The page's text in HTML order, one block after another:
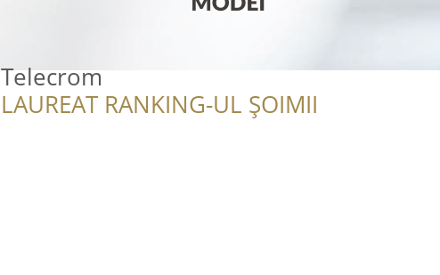
Telecrom
LAUREAT RANKING-UL ȘOIMII